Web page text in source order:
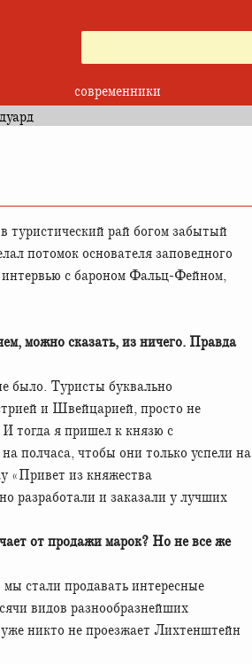
современники
потомок основателя заповедного
с бароном Фальц-Фейном,
можно сказать, из ничего. Правда
было. Туристы буквально
и Швейцарией, просто не
тогда я пришел к князю с
полчаса, чтобы они только успели на
«Привет из княжества
разработали и заказали у лучших
от продажи марок? Но не все же
стали продавать интересные
видов разнообразнейших
никто не проезжает Лихтенштейн